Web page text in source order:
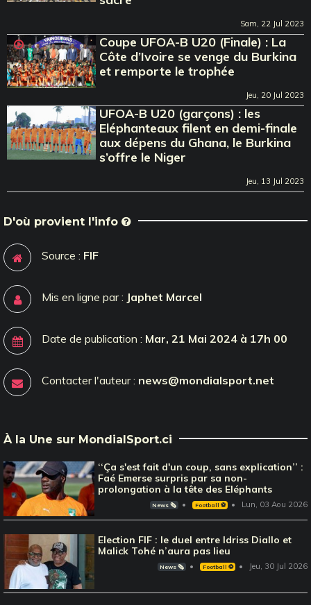
Sam, 22 Jul 2023
Coupe UFOA-B U20 (Finale) : La
Côte d’Ivoire se venge du Burkina
et remporte le trophée
Jeu, 20 Jul 2023
UFOA-B U20 (garçons) : les
Eléphanteaux filent en demi-finale
aux dépens du Ghana, le Burkina
s’offre le Niger
Jeu, 13 Jul 2023
D'où provient l'info
Source : FIF
Mis en ligne par : Japhet Marcel
Date de publication : Mar, 21 Mai 2024 à 17h 00
Contacter l'auteur : news@mondialsport.net
À la Une sur MondialSport.ci
‘‘Ça s'est fait d'un coup, sans explication’’ :
Faé Emerse surpris par sa non-
prolongation à la tête des Eléphants
News 🗞️ Football ⚽️ Lun, 03 Aou 2026
Election FIF : le duel entre Idriss Diallo et
Malick Tohé n’aura pas lieu
News 🗞️ Football ⚽️ Jeu, 30 Jul 2026